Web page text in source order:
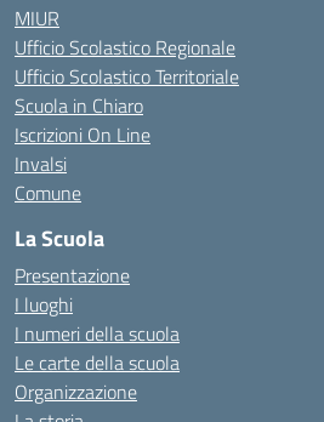
MIUR
Ufficio Scolastico Regionale
Ufficio Scolastico Territoriale
Scuola in Chiaro
Iscrizioni On Line
Invalsi
Comune
La Scuola
Presentazione
I luoghi
I numeri della scuola
Le carte della scuola
Organizzazione